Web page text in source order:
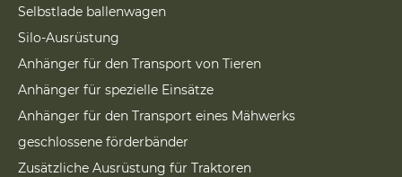
Selbstlade ballenwagen
Silo-Ausrüstung
Anhänger für den Transport von Tieren
Anhänger für spezielle Einsätze
Anhänger für den Transport eines Mähwerks
geschlossene förderbänder
Zusätzliche Ausrüstung für Traktoren